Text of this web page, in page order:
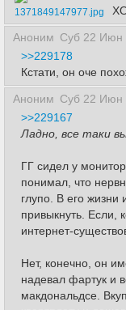
1371849147977.jpg
Аноним Суб 22 Июн
>>229178
Кстати, он оче
Аноним Суб 22 Июн
>>229167
Ладно, все таки
ГГ сидел у
понимал, что
глупо. В его
привыкнуть. Если,
интернет-
Нет, конечно, он
надевал фартук и
макдональдсе.